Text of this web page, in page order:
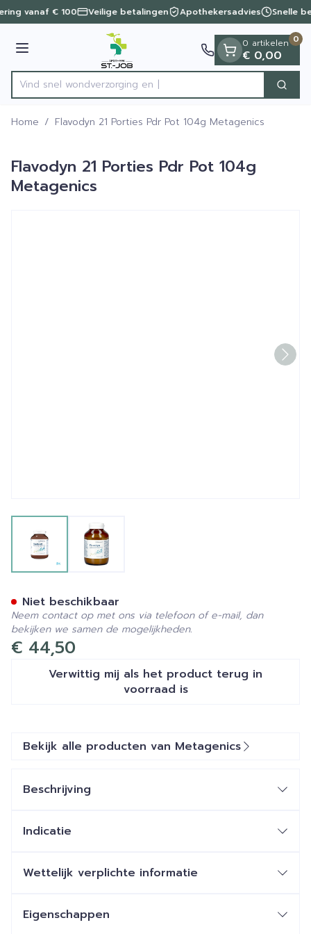
Ga naar de inhoud
1 van 1
vanaf € 100 Veilige betalingen Apothekersadvies Snelle
Menu
Product, merk, categorie...
Vind snel wondverzor Zoek
0 artikelen
€ 0,00
0
Home / Flavodyn 21 Porties Pdr Pot 104g Metagenics
Flavodyn 21 Porties Pdr Pot 104g
Metagenics
View larger imageView larger image
€ 44,50
Verwittig mij als het product terug in
voorraad is
Niet beschikbaar
Neem contact op met ons via telefoon of e-mail, dan
bekijken we samen de mogelijkheden.
Bekijk alle producten van Metagenics
Beschrijving
Indicatie
Wettelijk verplichte informatie
Eigenschappen